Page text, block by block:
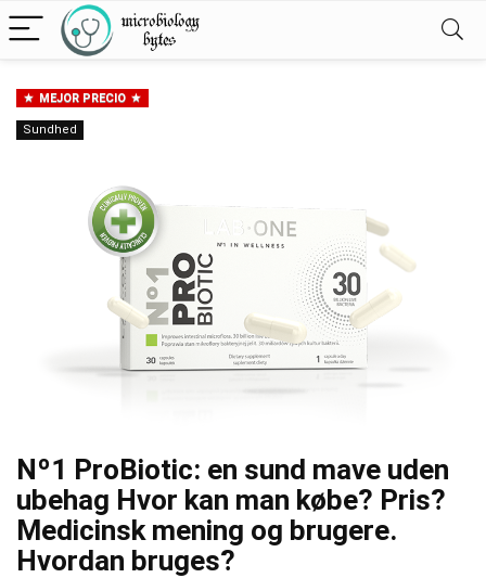
MEJOR PRECIO
Sundhed
Nº1 ProBiotic: en sund mave uden
ubehag Hvor kan man købe? Pris?
Medicinsk mening og brugere.
Hvordan bruges?